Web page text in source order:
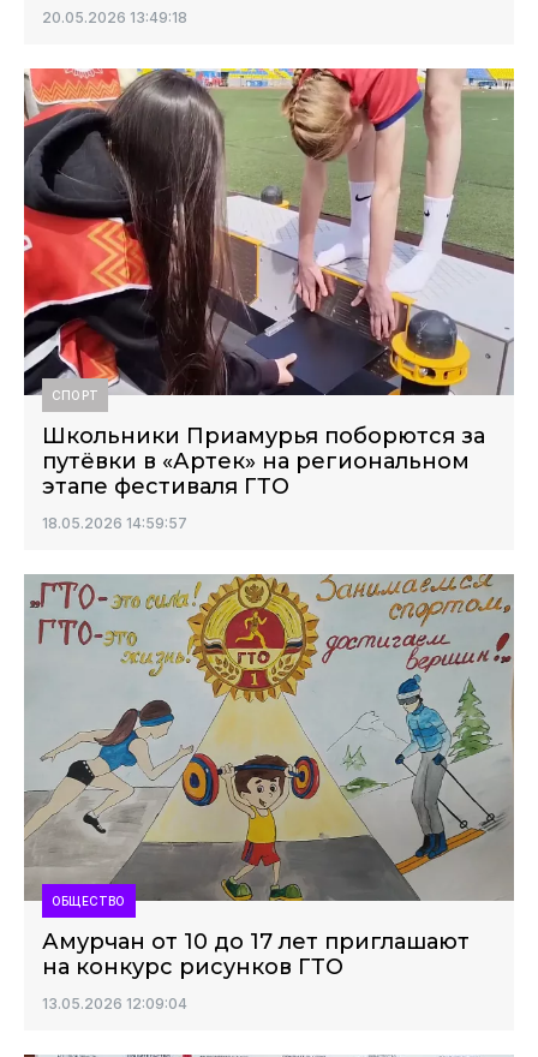
20.05.2026 13:49:18
СПОРТ
Школьники Приамурья поборются за
путёвки в «Артек» на региональном
этапе фестиваля ГТО
18.05.2026 14:59:57
ОБЩЕСТВО
Амурчан от 10 до 17 лет приглашают
на конкурс рисунков ГТО
13.05.2026 12:09:04